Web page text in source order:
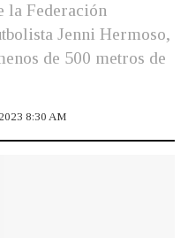
la Federación
Jenni Hermoso,
de 500 metros de
8:30 AM